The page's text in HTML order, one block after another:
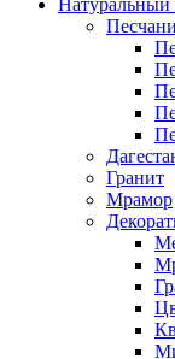
Натуральный
Гранит
Мрамор